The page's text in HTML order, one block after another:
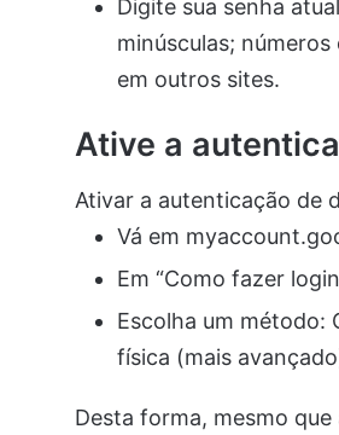
Digite sua senha
minúsculas;
em outros sites.
Ative a
Ativar a autenticação de
Vá em
Em “Como fazer
Escolha um método:
física (mais
Desta forma, mesmo